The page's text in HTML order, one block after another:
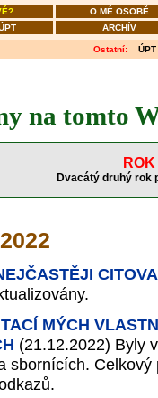
O MÉ OSOBĚ
ARCHÍV
Ostatní: ÚPT
na tomto
Dvacátý druhý rok
MÝCH
(21.12.2022) Byly
sbornících.